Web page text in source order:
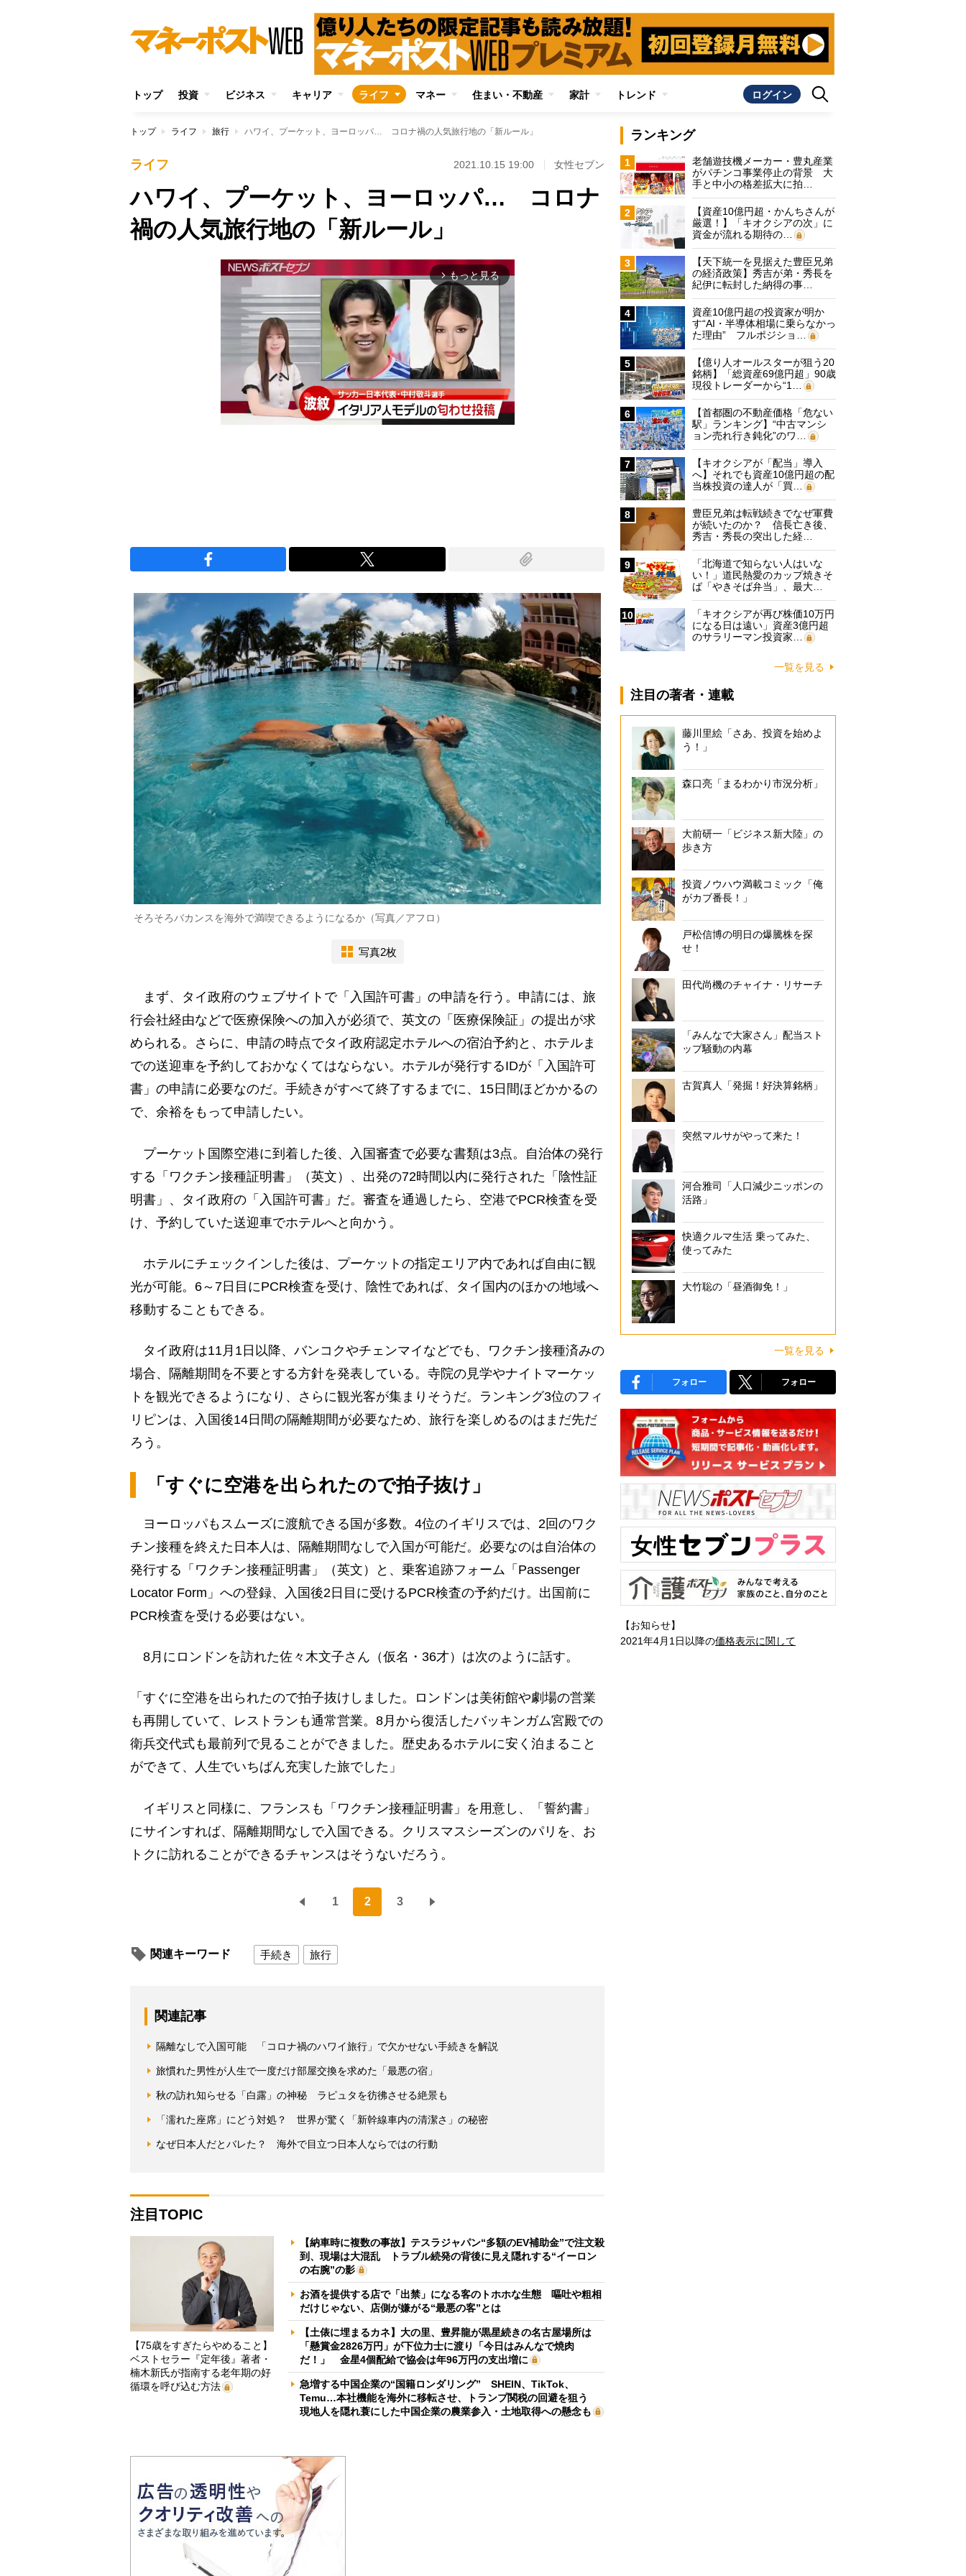
トップ 投資 ビジネス キャリア ライフ マネー 住まい・不動産 家計 トレンド ログイン
トップ ライフ 旅行 ハワイ、プーケット、ヨーロッパ… コロナ禍の人気旅行地の「新ルール」
ライフ 2021.10.15 19:00 女性セブン
ハワイ、プーケット、ヨーロッパ… コロナ
禍の人気旅行地の「新ルール」
arrow_forward_ios もっと見る
そろそろバカンスを海外で満喫できるようになるか（写真／アフロ）
写真2枚
まず、タイ政府のウェブサイトで「入国許可書」の申請を行う。申請には、旅
行会社経由などで医療保険への加入が必須で、英文の「医療保険証」の提出が求
められる。さらに、申請の時点でタイ政府認定ホテルへの宿泊予約と、ホテルま
での送迎車を予約しておかなくてはならない。ホテルが発行するIDが「入国許可
書」の申請に必要なのだ。手続きがすべて終了するまでに、15日間ほどかかるの
で、余裕をもって申請したい。
プーケット国際空港に到着した後、入国審査で必要な書類は3点。自治体の発行
する「ワクチン接種証明書」（英文）、出発の72時間以内に発行された「陰性証
明書」、タイ政府の「入国許可書」だ。審査を通過したら、空港でPCR検査を受
け、予約していた送迎車でホテルへと向かう。
ホテルにチェックインした後は、プーケットの指定エリア内であれば自由に観
光が可能。6～7日目にPCR検査を受け、陰性であれば、タイ国内のほかの地域へ
移動することもできる。
タイ政府は11月1日以降、バンコクやチェンマイなどでも、ワクチン接種済みの
場合、隔離期間を不要とする方針を発表している。寺院の見学やナイトマーケッ
トを観光できるようになり、さらに観光客が集まりそうだ。ランキング3位のフィ
リピンは、入国後14日間の隔離期間が必要なため、旅行を楽しめるのはまだ先だ
ろう。
「すぐに空港を出られたので拍子抜け」
ヨーロッパもスムーズに渡航できる国が多数。4位のイギリスでは、2回のワク
チン接種を終えた日本人は、隔離期間なしで入国が可能だ。必要なのは自治体の
発行する「ワクチン接種証明書」（英文）と、乗客追跡フォーム「Passenger
Locator Form」への登録、入国後2日目に受けるPCR検査の予約だけ。出国前に
PCR検査を受ける必要はない。
8月にロンドンを訪れた佐々木文子さん（仮名・36才）は次のように話す。
「すぐに空港を出られたので拍子抜けしました。ロンドンは美術館や劇場の営業
も再開していて、レストランも通常営業。8月から復活したバッキンガム宮殿での
衛兵交代式も最前列で見ることができました。歴史あるホテルに安く泊まること
ができて、人生でいちばん充実した旅でした」
イギリスと同様に、フランスも「ワクチン接種証明書」を用意し、「誓約書」
にサインすれば、隔離期間なしで入国できる。クリスマスシーズンのパリを、お
トクに訪れることができるチャンスはそうないだろう。
1 2 3
関連キーワード 手続き 旅行
関連記事
隔離なしで入国可能 「コロナ禍のハワイ旅行」で欠かせない手続きを解説
旅慣れた男性が人生で一度だけ部屋交換を求めた「最悪の宿」
秋の訪れ知らせる「白露」の神秘 ラピュタを彷彿させる絶景も
「濡れた座席」にどう対処？ 世界が驚く「新幹線車内の清潔さ」の秘密
なぜ日本人だとバレた？ 海外で目立つ日本人ならではの行動
注目TOPIC
【75歳をすぎたらやめること】
ベストセラー『定年後』著者・
楠木新氏が指南する老年期の好
循環を呼び込む方法
【納車時に複数の事故】テスラジャパン“多額のEV補助金”で注文殺
到、現場は大混乱 トラブル続発の背後に見え隠れする“イーロン
の右腕”の影
お酒を提供する店で「出禁」になる客のトホホな生態 嘔吐や粗相
だけじゃない、店側が嫌がる“最悪の客”とは
【土俵に埋まるカネ】大の里、豊昇龍が黒星続きの名古屋場所は
「懸賞金2826万円」が下位力士に渡り「今日はみんなで焼肉
だ！」 金星4個配給で協会は年96万円の支出増に
急増する中国企業の“国籍ロンダリング” SHEIN、TikTok、
Temu…本社機能を海外に移転させ、トランプ関税の回避を狙う
現地人を隠れ蓑にした中国企業の農業参入・土地取得への懸念も
ランキング
1
老舗遊技機メーカー・豊丸産業
がパチンコ事業停止の背景 大
手と中小の格差拡大に拍…
2
【資産10億円超・かんちさんが
厳選！】「キオクシアの次」に
資金が流れる期待の…
3
【天下統一を見据えた豊臣兄弟
の経済政策】秀吉が弟・秀長を
紀伊に転封した納得の事…
4
資産10億円超の投資家が明か
す“AI・半導体相場に乗らなかっ
た理由” フルポジショ…
5
【億り人オールスターが狙う20
銘柄】「総資産69億円超」90歳
現役トレーダーから“1…
6
【首都圏の不動産価格「危ない
駅」ランキング】“中古マンシ
ョン売れ行き鈍化”のワ…
7
【キオクシアが「配当」導入
へ】それでも資産10億円超の配
当株投資の達人が「買…
8
豊臣兄弟は転戦続きでなぜ軍費
が続いたのか？ 信長亡き後、
秀吉・秀長の突出した経…
9
「北海道で知らない人はいな
い！」道民熱愛のカップ焼きそ
ば「やきそば弁当」、最大…
10
「キオクシアが再び株価10万円
になる日は遠い」資産3億円超
のサラリーマン投資家…
一覧を見る
注目の著者・連載
藤川里絵「さあ、投資を始めよ
う！」
森口亮「まるわかり市況分析」
大前研一「ビジネス新大陸」の
歩き方
投資ノウハウ満載コミック「俺
がカブ番長！」
戸松信博の明日の爆騰株を探
せ！
田代尚機のチャイナ・リサーチ
「みんなで大家さん」配当スト
ップ騒動の内幕
古賀真人「発掘！好決算銘柄」
突然マルサがやって来た！
河合雅司「人口減少ニッポンの
活路」
快適クルマ生活 乗ってみた、
使ってみた
大竹聡の「昼酒御免！」
一覧を見る
フォロー フォロー
【お知らせ】
2021年4月1日以降の価格表示に関して